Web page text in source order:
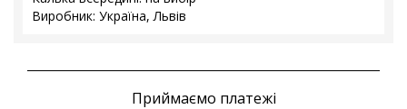
Виробник: Україна, Львів
Приймаємо платежі